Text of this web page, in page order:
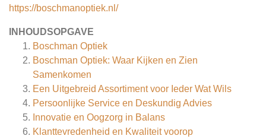
https://boschmanoptiek.nl/
INHOUDSOPGAVE
Boschman Optiek
Boschman Optiek: Waar Kijken en Zien
Samenkomen
Een Uitgebreid Assortiment voor Ieder Wat Wils
Persoonlijke Service en Deskundig Advies
Innovatie en Oogzorg in Balans
Klanttevredenheid en Kwaliteit voorop